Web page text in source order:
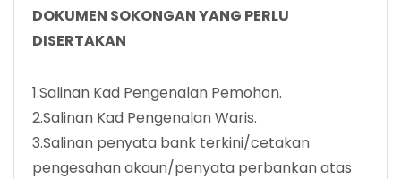
DOKUMEN SOKONGAN YANG PERLU
DISERTAKAN
1.Salinan Kad Pengenalan Pemohon.
2.Salinan Kad Pengenalan Waris.
3.Salinan penyata bank terkini/cetakan
pengesahan akaun/penyata perbankan atas